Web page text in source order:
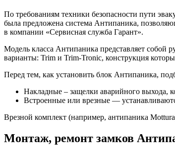
По требованиям техники безопасности пути
была предложена система Антипаника,
в компании «Сервисная служба Гарант».
Модель класса Антипаника представляет собой
варианты: Trim и Trim-Tronic, конструкция
Перед тем, как установить блок Антипаника,
Накладные – защелки аварийного выхода,
Встроенные или врезные —
Врезной комплект (например, антипаника
Монтаж, ремонт замков